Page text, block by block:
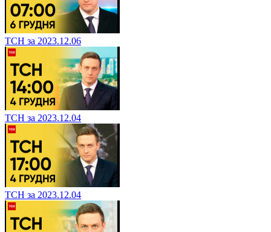
ТСН за 2023.12.06
ТСН за 2023.12.04
ТСН за 2023.12.04